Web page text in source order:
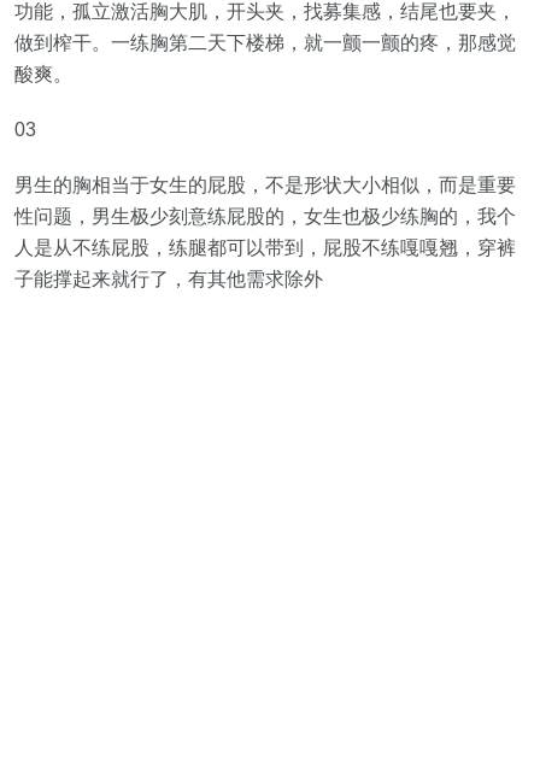
功能，孤立激活胸大肌，开头夹，找募集感，结尾也要夹，
做到榨干。一练胸第二天下楼梯，就一颤一颤的疼，那感觉
酸爽。
03
男生的胸相当于女生的屁股，不是形状大小相似，而是重要
性问题，男生极少刻意练屁股的，女生也极少练胸的，我个
人是从不练屁股，练腿都可以带到，屁股不练嘎嘎翘，穿裤
子能撑起来就行了，有其他需求除外